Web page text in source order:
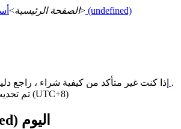
الصفحة الرئيسية> > (undefined)
إذا كنت غير متأكد من كيفية شراء ، راجع .
تم تحديث البيانات في الساعة (UTC+8)
سعر (undefined) اليوم